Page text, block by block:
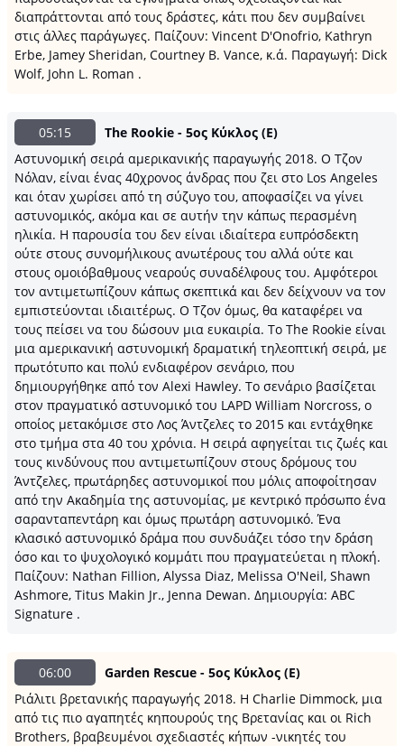
διαπράττονται από τους δράστες, κάτι που δεν συμβαίνει
στις άλλες παράγωγες. Παίζουν: Vincent D'Onofrio, Kathryn
Erbe, Jamey Sheridan, Courtney B. Vance, κ.ά. Παραγωγή: Dick
Wolf, John L. Roman .
05:15
The Rookie - 5ος Κύκλος (Ε)
Αστυνομική σειρά αμερικανικής παραγωγής 2018. Ο Τζον
Νόλαν, είναι ένας 40χρονος άνδρας που ζει στο Los Angeles
και όταν χωρίσει από τη σύζυγο του, αποφασίζει να γίνει
αστυνομικός, ακόμα και σε αυτήν την κάπως περασμένη
ηλικία. Η παρουσία του δεν είναι ιδιαίτερα ευπρόσδεκτη
ούτε στους συνομήλικους ανωτέρους του αλλά ούτε και
στους ομοιόβαθμους νεαρούς συναδέλφους του. Αμφότεροι
τον αντιμετωπίζουν κάπως σκεπτικά και δεν δείχνουν να τον
εμπιστεύονται ιδιαιτέρως. Ο Τζον όμως, θα καταφέρει να
τους πείσει να του δώσουν μια ευκαιρία. Το The Rookie είναι
μια αμερικανική αστυνομική δραματική τηλεοπτική σειρά, με
πρωτότυπο και πολύ ενδιαφέρον σενάριο, που
δημιουργήθηκε από τον Alexi Hawley. Το σενάριο βασίζεται
στον πραγματικό αστυνομικό του LAPD William Norcross, ο
οποίος μετακόμισε στο Λος Άντζελες το 2015 και εντάχθηκε
στο τμήμα στα 40 του χρόνια. Η σειρά αφηγείται τις ζωές και
τους κινδύνους που αντιμετωπίζουν στους δρόμους του
Άντζελες, πρωτάρηδες αστυνομικοί που μόλις αποφοίτησαν
από την Ακαδημία της αστυνομίας, με κεντρικό πρόσωπο ένα
σαρανταπεντάρη και όμως πρωτάρη αστυνομικό. Ένα
κλασικό αστυνομικό δράμα που συνδυάζει τόσο την δράση
όσο και το ψυχολογικό κομμάτι που πραγματεύεται η πλοκή.
Παίζουν: Nathan Fillion, Alyssa Diaz, Melissa O'Neil, Shawn
Ashmore, Titus Makin Jr., Jenna Dewan. Δημιουργία: ABC
Signature .
06:00
Garden Rescue - 5ος Κύκλος (Ε)
Ριάλιτι βρετανικής παραγωγής 2018. Η Charlie Dimmock, μια
από τις πιο αγαπητές κηπουρούς της Βρετανίας και οι Rich
Brothers, βραβευμένοι σχεδιαστές κήπων -νικητές του